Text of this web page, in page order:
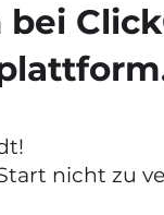
nicht zu